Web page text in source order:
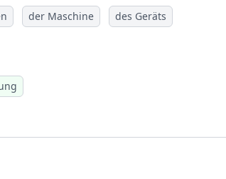
der Maschine des Geräts